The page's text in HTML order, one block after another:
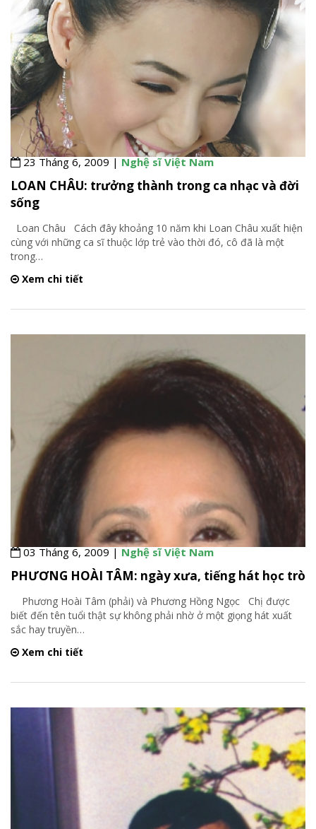
23 Tháng 6, 2009 |Nghệ sĩ Việt Nam
LOAN CHÂU: trưởng thành trong ca nhạc và đời
sống
Loan Châu Cách đây khoảng 10 năm khi Loan Châu xuất hiện
cùng với những ca sĩ thuộc lớp trẻ vào thời đó, cô đã là một
trong…
Xem chi tiết
03 Tháng 6, 2009 |Nghệ sĩ Việt Nam
PHƯƠNG HOÀI TÂM: ngày xưa, tiếng hát học trò
Phương Hoài Tâm (phải) và Phương Hồng Ngọc Chị được
biết đến tên tuổi thật sự không phải nhờ ở một giọng hát xuất
sắc hay truyền…
Xem chi tiết